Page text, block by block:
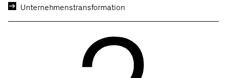
Unternehmenstransformation